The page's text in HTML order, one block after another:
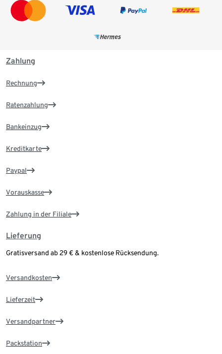
Zahlung
Rechnung
Ratenzahlung
Bankeinzug
Kreditkarte
Paypal
Vorauskasse
Zahlung in der Filiale
Lieferung
Gratisversand ab 29 € & kostenlose Rücksendung.
Versandkosten
Lieferzeit
Versandpartner
Packstation